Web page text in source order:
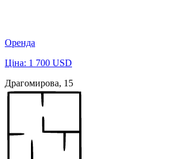
Оренда
Ціна: 1 700 USD
Драгомирова, 15